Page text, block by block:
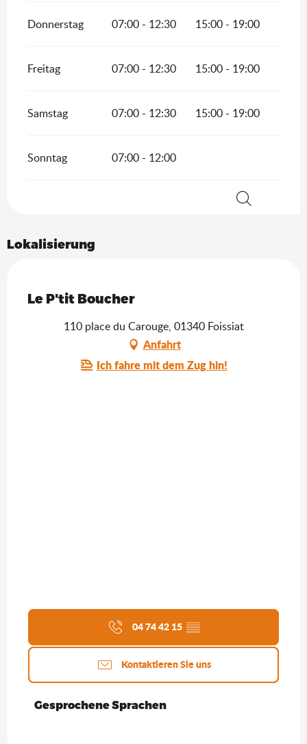
Donnerstag 07:00 - 12:30 15:00 - 19:00
Freitag 07:00 - 12:30 15:00 - 19:00
Samstag 07:00 - 12:30 15:00 - 19:00
Sonntag 07:00 - 12:00
Lokalisierung
Le P'tit Boucher
110 place du Carouge, 01340 Foissiat
Anfahrt
Ich fahre mit dem Zug hin!
04 74 42 15 ▒▒
Kontaktieren Sie uns
Gesprochene Sprachen
Gesprochene Sprachen